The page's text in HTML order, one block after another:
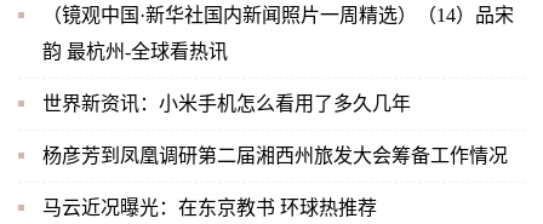
（镜观中国·新华社国内新闻照片一周精选）（14）品宋
韵 最杭州-全球看热讯
世界新资讯：小米手机怎么看用了多久几年
杨彦芳到凤凰调研第二届湘西州旅发大会筹备工作情况
马云近况曝光：在东京教书 环球热推荐